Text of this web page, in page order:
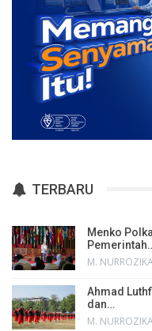
TERBARU
Menko
M.
Ahmad
dan…
M.